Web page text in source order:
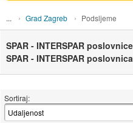
Grad Zagreb Podsljeme
SPAR - INTERSPAR
SPAR - INTERSPAR
Sortiraj: